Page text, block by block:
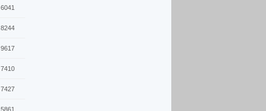
6041
8244
9617
7410
7427
5861